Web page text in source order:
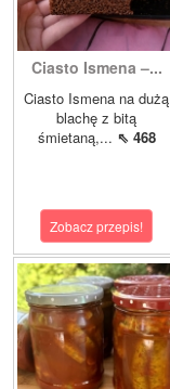
Ciasto Ismena –...
Ciasto Ismena na dużą
blachę z bitą
śmietaną,... ⇖ 468
Zobacz przepis!